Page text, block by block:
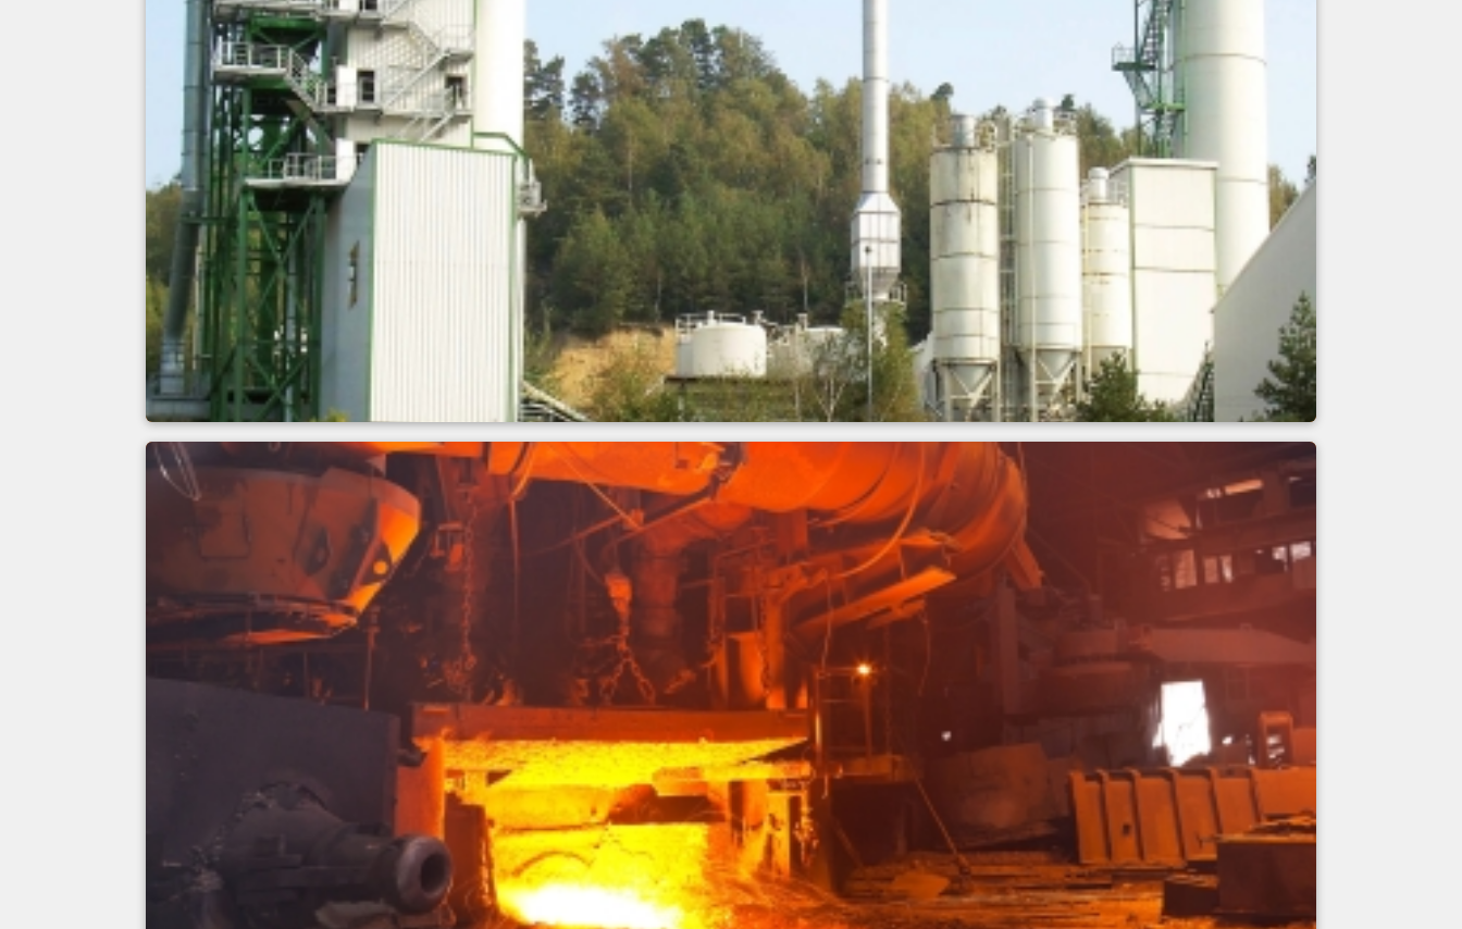
Baustoffe